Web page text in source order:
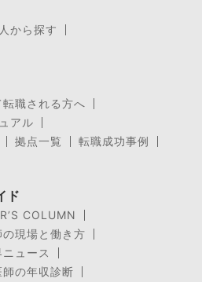
から探す
転職される方へ
アル
拠点一覧
転職成功事例
ド
COLUMN
の現場と働き方
ュース
師の年収診断